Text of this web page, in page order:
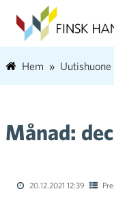
Hem Uutishuone
Månad:
20.12.2021 12:39